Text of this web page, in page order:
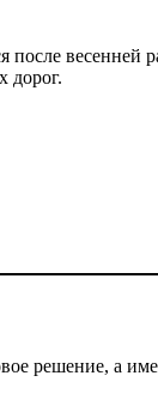
после весенней
дорог.
решение, а